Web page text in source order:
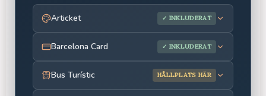
Articket ✓ INKLUDERAT
Barcelona Card ✓ INKLUDERAT
Bus Turístic HÅLLPLATS HÄR